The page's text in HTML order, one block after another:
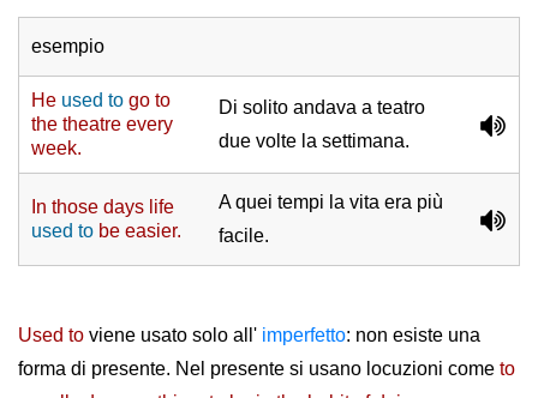
esempio
He used to go to
the theatre every
week.
Di solito andava a teatro
due volte la settimana.
In those days life
used to be easier.
A quei tempi la vita era più
facile.
Used to viene usato solo all' imperfetto: non esiste una
forma di presente. Nel presente si usano locuzioni come to